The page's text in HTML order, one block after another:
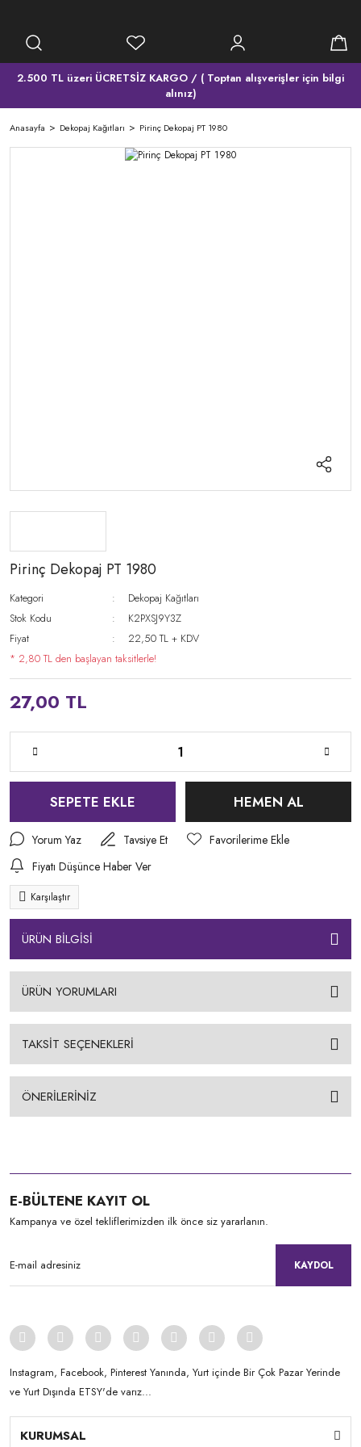
2.500 TL üzeri ÜCRETSİZ KARGO / ( Toptan alışverişler için bilgi
alınız)
Anasayfa Dekopaj Kağıtları Pirinç Dekopaj PT 1980
Pirinç Dekopaj PT 1980
Kategori
Dekopaj Kağıtları
Stok Kodu
K2PXSJ9Y3Z
Fiyat
22,50 TL + KDV
* 2,80 TL den başlayan taksitlerle!
27,00 TL
SEPETE EKLE HEMEN AL
Yorum Yaz
Tavsiye Et
Fiyatı Düşünce Haber Ver
Karşılaştır
ÜRÜN BİLGİSİ
ÜRÜN YORUMLARI
TAKSİT SEÇENEKLERİ
ÖNERİLERİNİZ
E-BÜLTENE KAYIT OL
Kampanya ve özel tekliflerimizden ilk önce siz yararlanın.
KAYDOL
Instagram, Facebook, Pinterest Yanında, Yurt içinde Bir Çok Pazar Yerinde
ve Yurt Dışında ETSY'de varız...
KURUMSAL